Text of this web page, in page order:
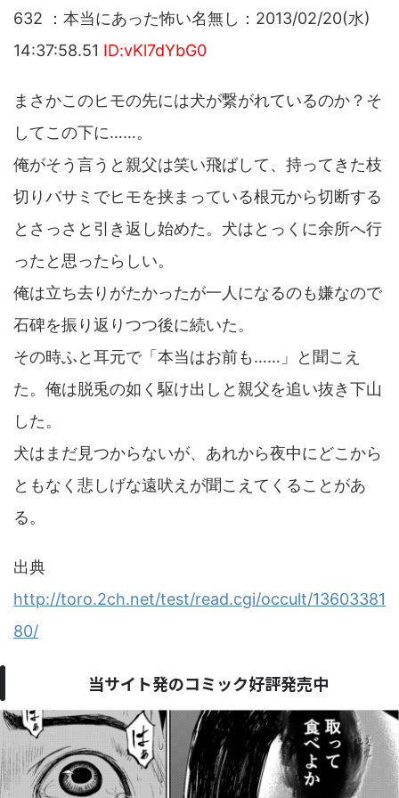
632 ：本当にあった怖い名無し：2013/02/20(水)
14:37:58.51 ID:vKl7dYbG0
まさかこのヒモの先には犬が繋がれているのか？そ
してこの下に……。
俺がそう言うと親父は笑い飛ばして、持ってきた枝
切りバサミでヒモを挟まっている根元から切断する
とさっさと引き返し始めた。犬はとっくに余所へ行
ったと思ったらしい。
俺は立ち去りがたかったが一人になるのも嫌なので
石碑を振り返りつつ後に続いた。
その時ふと耳元で「本当はお前も……」と聞こえ
た。俺は脱兎の如く駆け出しと親父を追い抜き下山
した。
犬はまだ見つからないが、あれから夜中にどこから
ともなく悲しげな遠吠えが聞こえてくることがあ
る。
出典
http://toro.2ch.net/test/read.cgi/occult/13603381
80/
当サイト発のコミック好評発売中